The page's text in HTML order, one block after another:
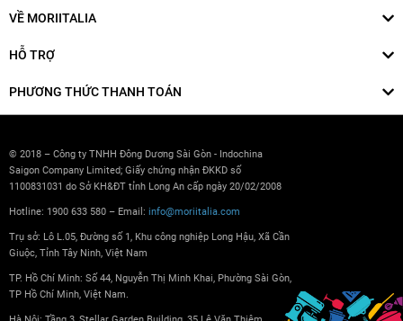
VỀ MORIITALIA
HỖ TRỢ
PHƯƠNG THỨC THANH TOÁN
© 2018 – Công ty TNHH Đông Dương Sài Gòn - Indochina
Saigon Company Limited; Giấy chứng nhận ĐKKD số
1100831031 do Sở KH&ĐT tỉnh Long An cấp ngày 20/02/2008
Hotline: 1900 633 580 – Email: info@moriitalia.com
Trụ sở: Lô L.05, Đường số 1, Khu công nghiệp Long Hậu, Xã Cần
Giuộc, Tỉnh Tây Ninh, Việt Nam
TP. Hồ Chí Minh: Số 44, Nguyễn Thị Minh Khai, Phường Sài Gòn,
TP Hồ Chí Minh, Việt Nam.